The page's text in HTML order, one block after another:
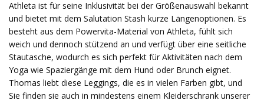
Athleta ist für seine Inklusivität bei der Größenauswahl bekannt
und bietet mit dem Salutation Stash kurze Längenoptionen. Es
besteht aus dem Powervita-Material von Athleta, fühlt sich
weich und dennoch stützend an und verfügt über eine seitliche
Stautasche, wodurch es sich perfekt für Aktivitäten nach dem
Yoga wie Spaziergänge mit dem Hund oder Brunch eignet.
Thomas liebt diese Leggings, die es in vielen Farben gibt, und
Sie finden sie auch in mindestens einem Kleiderschrank unserer